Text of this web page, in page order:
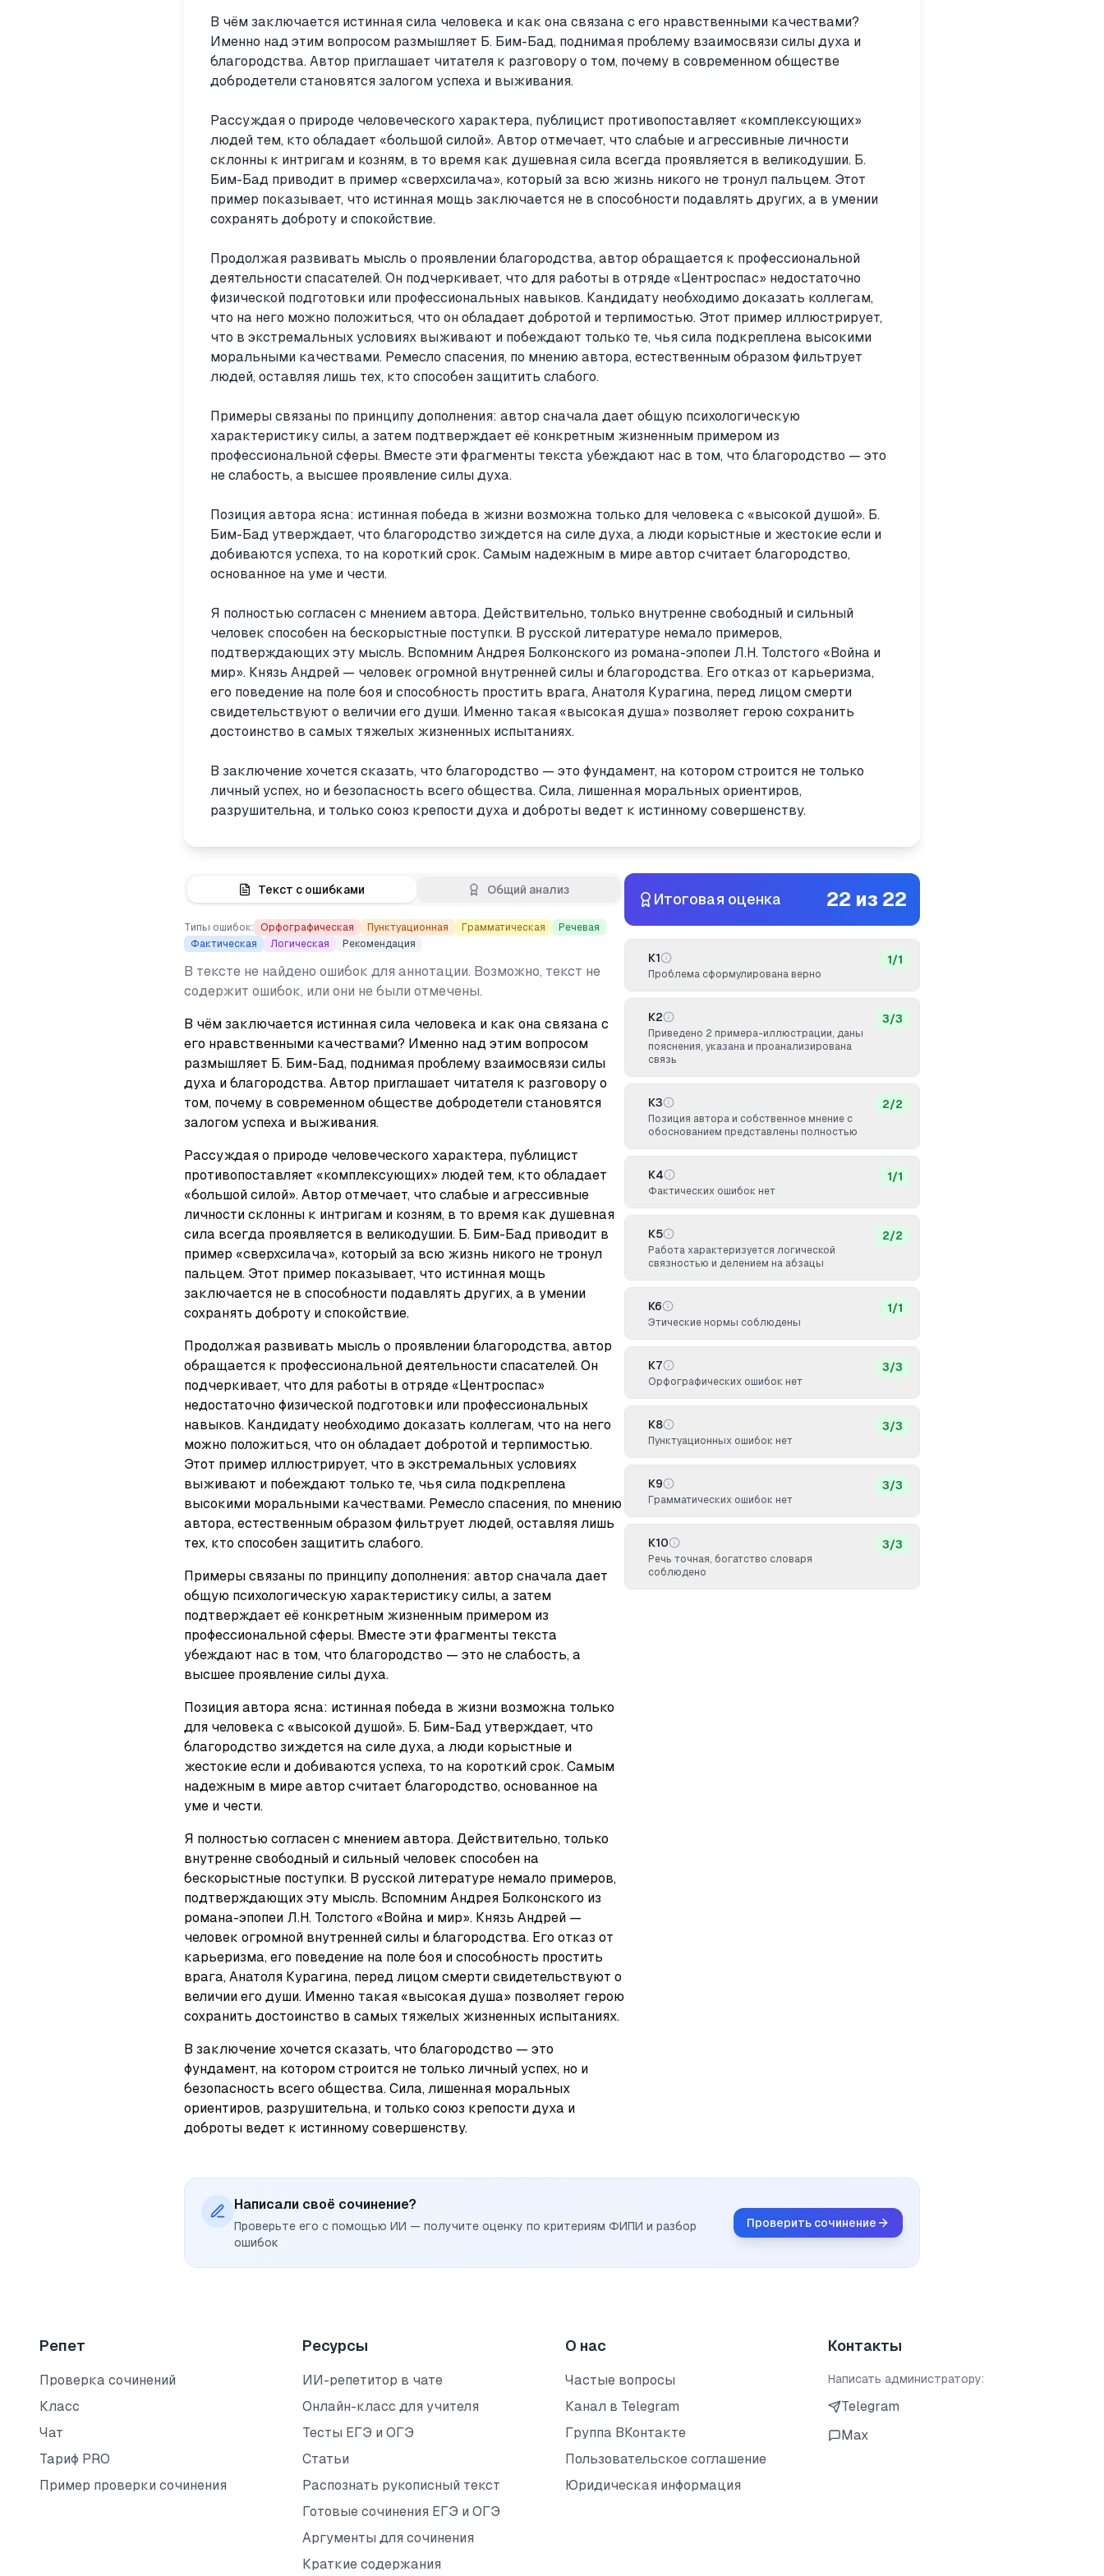
В чём заключается истинная сила человека и как она связана с его нравственными качествами?
Именно над этим вопросом размышляет Б. Бим-Бад, поднимая проблему взаимосвязи силы духа и
благородства. Автор приглашает читателя к разговору о том, почему в современном обществе
добродетели становятся залогом успеха и выживания.
Рассуждая о природе человеческого характера, публицист противопоставляет «комплексующих»
людей тем, кто обладает «большой силой». Автор отмечает, что слабые и агрессивные личности
склонны к интригам и козням, в то время как душевная сила всегда проявляется в великодушии. Б.
Бим-Бад приводит в пример «сверхсилача», который за всю жизнь никого не тронул пальцем. Этот
пример показывает, что истинная мощь заключается не в способности подавлять других, а в умении
сохранять доброту и спокойствие.
Продолжая развивать мысль о проявлении благородства, автор обращается к профессиональной
деятельности спасателей. Он подчеркивает, что для работы в отряде «Центроспас» недостаточно
физической подготовки или профессиональных навыков. Кандидату необходимо доказать коллегам,
что на него можно положиться, что он обладает добротой и терпимостью. Этот пример иллюстрирует,
что в экстремальных условиях выживают и побеждают только те, чья сила подкреплена высокими
моральными качествами. Ремесло спасения, по мнению автора, естественным образом фильтрует
людей, оставляя лишь тех, кто способен защитить слабого.
Примеры связаны по принципу дополнения: автор сначала дает общую психологическую
характеристику силы, а затем подтверждает её конкретным жизненным примером из
профессиональной сферы. Вместе эти фрагменты текста убеждают нас в том, что благородство — это
не слабость, а высшее проявление силы духа.
Позиция автора ясна: истинная победа в жизни возможна только для человека с «высокой душой». Б.
Бим-Бад утверждает, что благородство зиждется на силе духа, а люди корыстные и жестокие если и
добиваются успеха, то на короткий срок. Самым надежным в мире автор считает благородство,
основанное на уме и чести.
Я полностью согласен с мнением автора. Действительно, только внутренне свободный и сильный
человек способен на бескорыстные поступки. В русской литературе немало примеров,
подтверждающих эту мысль. Вспомним Андрея Болконского из романа-эпопеи Л.Н. Толстого «Война и
мир». Князь Андрей — человек огромной внутренней силы и благородства. Его отказ от карьеризма,
его поведение на поле боя и способность простить врага, Анатоля Курагина, перед лицом смерти
свидетельствуют о величии его души. Именно такая «высокая душа» позволяет герою сохранить
достоинство в самых тяжелых жизненных испытаниях.
В заключение хочется сказать, что благородство — это фундамент, на котором строится не только
личный успех, но и безопасность всего общества. Сила, лишенная моральных ориентиров,
разрушительна, и только союз крепости духа и доброты ведет к истинному совершенству.
Текст с ошибками Общий анализ
Типы ошибок: Орфографическая Пунктуационная Грамматическая
Речевая
Фактическая
Логическая Рекомендация
В тексте не найдено ошибок для аннотации. Возможно, текст не
содержит ошибок, или они не были отмечены.
В чём заключается истинная сила человека и как она связана с
его нравственными качествами? Именно над этим вопросом
размышляет Б. Бим-Бад, поднимая проблему взаимосвязи силы
духа и благородства. Автор приглашает читателя к разговору о
том, почему в современном обществе добродетели становятся
залогом успеха и выживания.
Рассуждая о природе человеческого характера, публицист
противопоставляет «комплексующих» людей тем, кто обладает
«большой силой». Автор отмечает, что слабые и агрессивные
личности склонны к интригам и козням, в то время как душевная
сила всегда проявляется в великодушии. Б. Бим-Бад приводит в
пример «сверхсилача», который за всю жизнь никого не тронул
пальцем. Этот пример показывает, что истинная мощь
заключается не в способности подавлять других, а в умении
сохранять доброту и спокойствие.
Продолжая развивать мысль о проявлении благородства, автор
обращается к профессиональной деятельности спасателей. Он
подчеркивает, что для работы в отряде «Центроспас»
недостаточно физической подготовки или профессиональных
навыков. Кандидату необходимо доказать коллегам, что на него
можно положиться, что он обладает добротой и терпимостью.
Этот пример иллюстрирует, что в экстремальных условиях
выживают и побеждают только те, чья сила подкреплена
высокими моральными качествами. Ремесло спасения, по мнению
автора, естественным образом фильтрует людей, оставляя лишь
тех, кто способен защитить слабого.
Примеры связаны по принципу дополнения: автор сначала дает
общую психологическую характеристику силы, а затем
подтверждает её конкретным жизненным примером из
профессиональной сферы. Вместе эти фрагменты текста
убеждают нас в том, что благородство — это не слабость, а
высшее проявление силы духа.
Позиция автора ясна: истинная победа в жизни возможна только
для человека с «высокой душой». Б. Бим-Бад утверждает, что
благородство зиждется на силе духа, а люди корыстные и
жестокие если и добиваются успеха, то на короткий срок. Самым
надежным в мире автор считает благородство, основанное на
уме и чести.
Я полностью согласен с мнением автора. Действительно, только
внутренне свободный и сильный человек способен на
бескорыстные поступки. В русской литературе немало примеров,
подтверждающих эту мысль. Вспомним Андрея Болконского из
романа-эпопеи Л.Н. Толстого «Война и мир». Князь Андрей —
человек огромной внутренней силы и благородства. Его отказ от
карьеризма, его поведение на поле боя и способность простить
врага, Анатоля Курагина, перед лицом смерти свидетельствуют о
величии его души. Именно такая «высокая душа» позволяет герою
сохранить достоинство в самых тяжелых жизненных испытаниях.
В заключение хочется сказать, что благородство — это
фундамент, на котором строится не только личный успех, но и
безопасность всего общества. Сила, лишенная моральных
ориентиров, разрушительна, и только союз крепости духа и
доброты ведет к истинному совершенству.
Итоговая оценка 22 из 22
К1
Проблема сформулирована верно
1/1
К2
Приведено 2 примера-иллюстрации, даны
пояснения, указана и проанализирована
связь
3/3
К3
Позиция автора и собственное мнение с
обоснованием представлены полностью
2/2
К4
Фактических ошибок нет
1/1
К5
Работа характеризуется логической
связностью и делением на абзацы
2/2
К6
Этические нормы соблюдены
1/1
К7
Орфографических ошибок нет
3/3
К8
Пунктуационных ошибок нет
3/3
К9
Грамматических ошибок нет
3/3
К10
Речь точная, богатство словаря
соблюдено
3/3
Написали своё сочинение?
Проверьте его с помощью ИИ — получите оценку по критериям ФИПИ и разбор
ошибок
Проверить сочинение
Репет
Проверка сочинений
Класс
Чат
Тариф PRO
Пример проверки сочинения
Ресурсы
ИИ-репетитор в чате
Онлайн-класс для учителя
Тесты ЕГЭ и ОГЭ
Статьи
Распознать рукописный текст
Готовые сочинения ЕГЭ и ОГЭ
Аргументы для сочинения
Краткие содержания
О нас
Частые вопросы
Канал в Telegram
Группа ВКонтакте
Пользовательское соглашение
Юридическая информация
Контакты
Написать администратору:
Telegram
Max